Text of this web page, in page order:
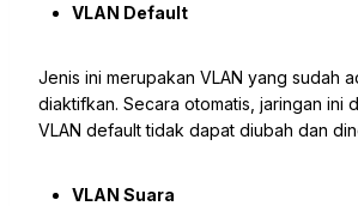
VLAN Default
Jenis ini merupakan VLAN yang sudah
diaktifkan. Secara otomatis, jaringan ini
VLAN default tidak dapat diubah dan
VLAN Suara